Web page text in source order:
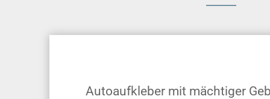
Autoaufkleber mit mächtiger